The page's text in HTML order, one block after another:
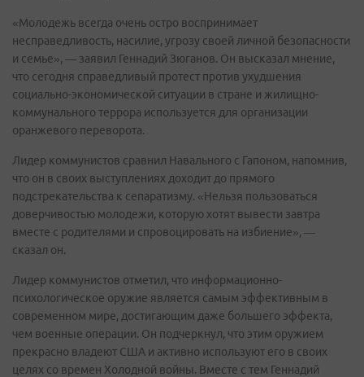
«Молодежь всегда очень остро воспринимает
несправедливость, насилие, угрозу своей личной безопасности
и семье», — заявил Геннадий Зюганов. Он высказал мнение,
что сегодня справедливый протест против ухудшения
социально-экономической ситуации в стране и жилищно-
коммунального террора используется для организации
оранжевого переворота.
Лидер коммунистов сравнил Навального с Гапоном, напомнив,
что он в своих выступлениях доходит до прямого
подстрекательства к сепаратизму. «Нельзя пользоваться
доверчивостью молодежи, которую хотят вывести завтра
вместе с родителями и спровоцировать на избиение», —
сказал он.
Лидер коммунистов отметил, что информационно-
психологическое оружие является самым эффективным в
современном мире, достигающим даже большего эффекта,
чем военные операции. Он подчеркнул, что этим оружием
прекрасно владеют США и активно используют его в своих
целях со времен Холодной войны. Вместе с тем Геннадий